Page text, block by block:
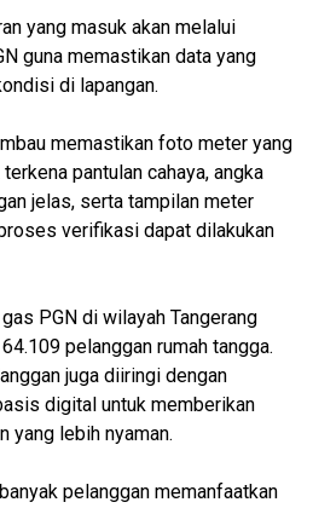
yang masuk akan melalui
guna memastikan data yang
di lapangan.
memastikan foto meter yang
pantulan cahaya, angka
jelas, serta tampilan meter
verifikasi dapat dilakukan
PGN di wilayah Tangerang
pelanggan rumah tangga.
juga diiringi dengan
digital untuk memberikan
yang lebih nyaman.
pelanggan memanfaatkan